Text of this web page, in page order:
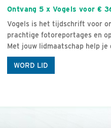
Ontvang 5 x Vogels voor €
Vogels is het tijdschrift voor
prachtige fotoreportages en
Met jouw lidmaatschap help je
WORD LID